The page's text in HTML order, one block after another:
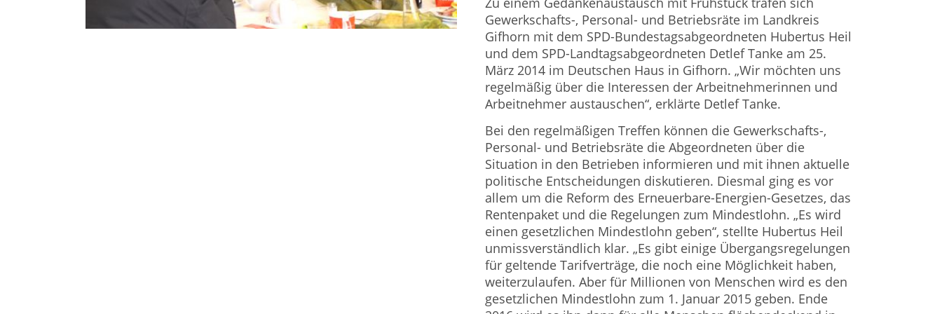
Gewerkschafts-, Personal- und Betriebsräte im Landkreis
Gifhorn mit dem SPD-Bundestagsabgeordneten Hubertus Heil
und dem SPD-Landtagsabgeordneten Detlef Tanke am 25.
März 2014 im Deutschen Haus in Gifhorn. „Wir möchten uns
regelmäßig über die Interessen der Arbeitnehmerinnen und
Arbeitnehmer austauschen“, erklärte Detlef Tanke.
Bei den regelmäßigen Treffen können die Gewerkschafts-,
Personal- und Betriebsräte die Abgeordneten über die
Situation in den Betrieben informieren und mit ihnen aktuelle
politische Entscheidungen diskutieren. Diesmal ging es vor
allem um die Reform des Erneuerbare-Energien-Gesetzes, das
Rentenpaket und die Regelungen zum Mindestlohn. „Es wird
einen gesetzlichen Mindestlohn geben“, stellte Hubertus Heil
unmissverständlich klar. „Es gibt einige Übergangsregelungen
für geltende Tarifverträge, die noch eine Möglichkeit haben,
weiterzulaufen. Aber für Millionen von Menschen wird es den
gesetzlichen Mindestlohn zum 1. Januar 2015 geben. Ende